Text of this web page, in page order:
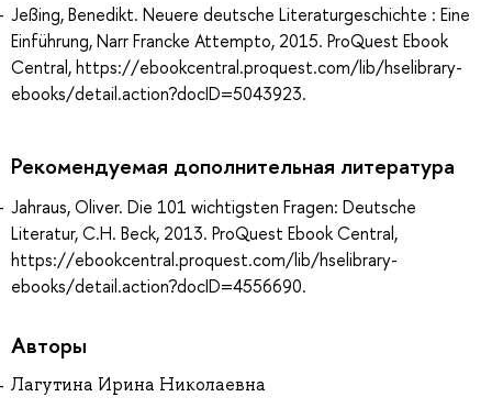
Jeßing, Benedikt. Neuere deutsche Literaturgeschichte : Eine
Einführung, Narr Francke Attempto, 2015. ProQuest Ebook
Central, https://ebookcentral.proquest.com/lib/hselibrary-
ebooks/detail.action?docID=5043923.
Рекомендуемая дополнительная литература
Jahraus, Oliver. Die 101 wichtigsten Fragen: Deutsche
Literatur, C.H. Beck, 2013. ProQuest Ebook Central,
https://ebookcentral.proquest.com/lib/hselibrary-
ebooks/detail.action?docID=4556690.
Авторы
Лагутина Ирина Николаевна